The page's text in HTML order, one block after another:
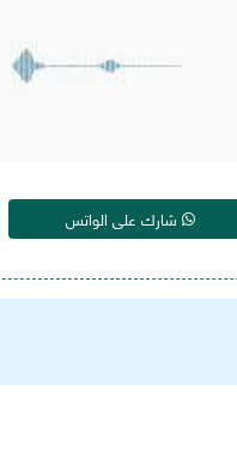
شارك على الواتس